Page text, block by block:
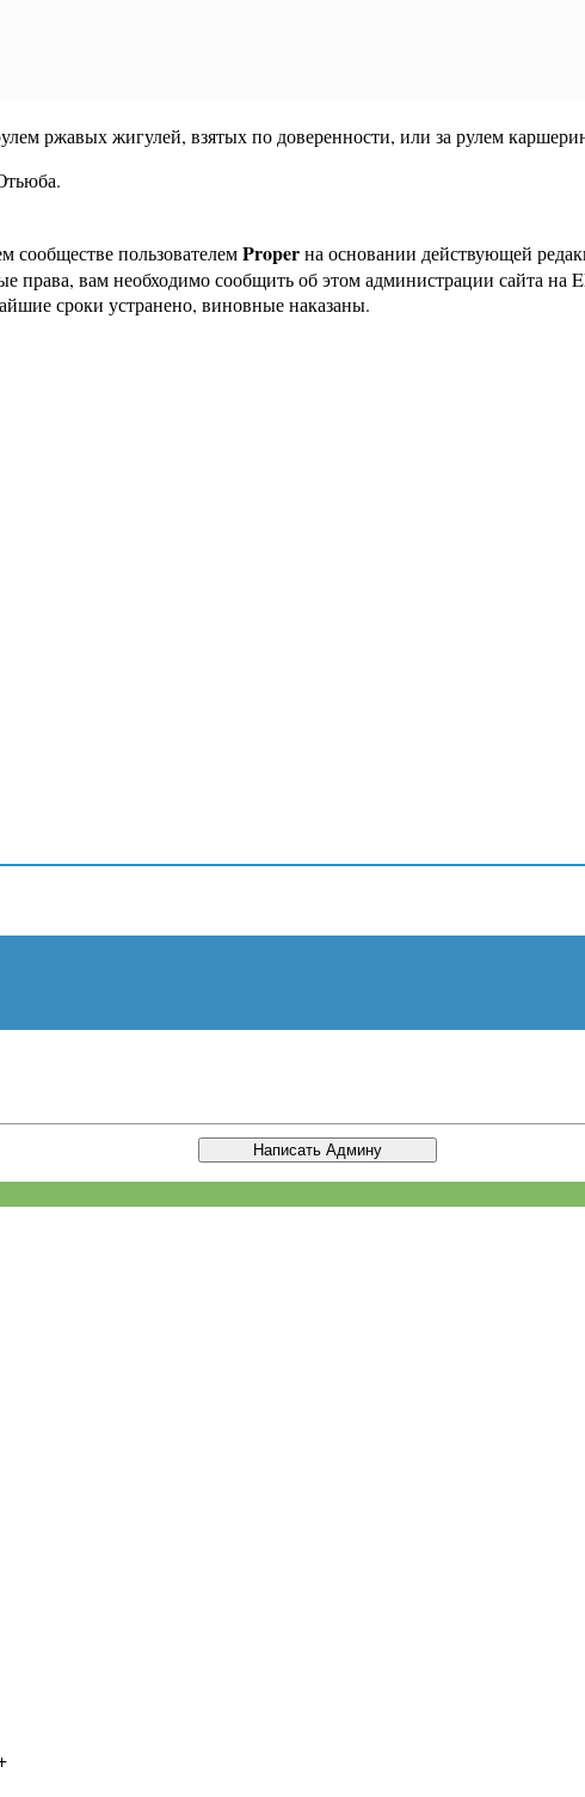
ржавых жигулей, взятых по доверенности, или за рулем
сообществе пользователемProperна основании действующей
права, вам необходимо сообщить об этом администрации сайта на
сроки устранено, виновные наказаны.